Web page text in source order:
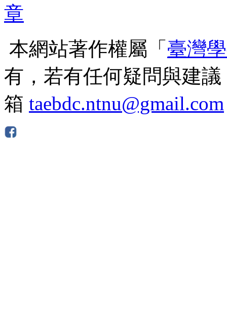
本網站著作權屬「 臺灣
有，若有任何疑問與建
箱 taebdc.ntnu@gmail.com